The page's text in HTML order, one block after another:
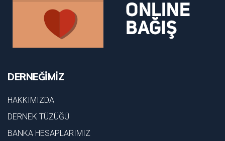
DERNEĞİMİZ
HAKKIMIZDA
DERNEK TÜZÜĞÜ
BANKA HESAPLARIMIZ